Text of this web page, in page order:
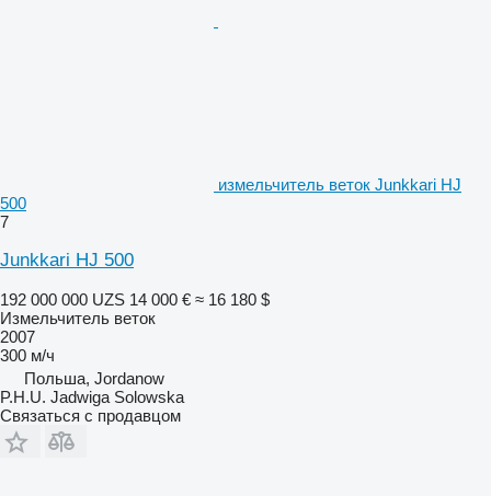
измельчитель веток Junkkari HJ
500
7
Junkkari HJ 500
192 000 000 UZS 14 000 € ≈ 16 180 $
Измельчитель веток
2007
300 м/ч
Польша, Jordanow
P.H.U. Jadwiga Solowska
Связаться с продавцом